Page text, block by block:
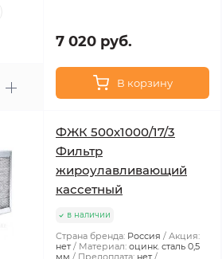
7 020 руб.
В корзину
ФЖК 500х1000/17/3
Фильтр
жироулавливающий
кассетный
в наличии
Страна бренда: Россия
Акция:
нет
Материал: оцинк. сталь 0,5
мм
Предоплата: нет